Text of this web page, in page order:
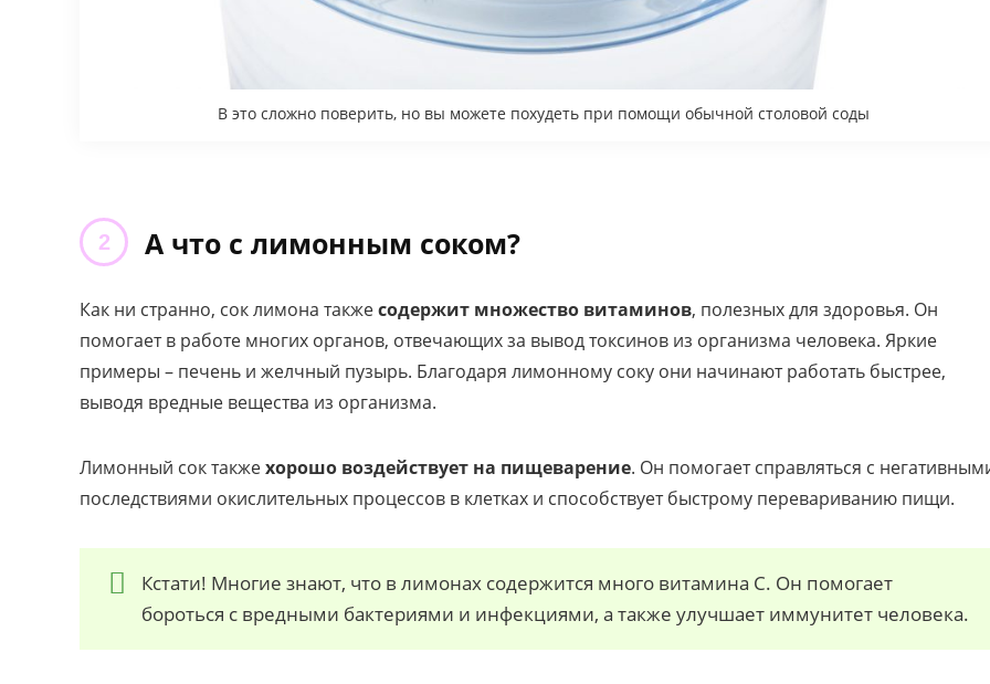
В это сложно поверить, но вы можете похудеть при помощи обычной столовой соды
А что с лимонным соком?
Как ни странно, сок лимона такжесодержит множество витаминов, полезных для здоровья. Он
помогает в работе многих органов, отвечающих за вывод токсинов из организма человека. Яркие
примеры – печень и желчный пузырь. Благодаря лимонному соку они начинают работать быстрее,
выводя вредные вещества из организма.
Лимонный сок такжехорошо воздействует на пищеварение. Он помогает справляться с
последствиями окислительных процессов в клетках и способствует быстрому перевариванию пищи.
Кстати! Многие знают, что в лимонах содержится много витамина С. Он помогает
бороться с вредными бактериями и инфекциями, а также улучшает иммунитет человека.